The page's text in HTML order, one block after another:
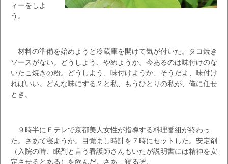
ィーをしよ
う。
材料の準備を始めようと冷蔵庫を開けて気が付いた。タコ焼き
ソースがない。どうしよう、やめようか。今あるのは味付けのな
いたこ焼きの粉。どうしよう、味付けようか、そうだよ、味付け
ればいい。どんな味にする？と私、もうひとりの私が、俺に任せ
とき。
９時半にＥテレで京都美人女性が指導する料理番組が終わっ
た。さあて寝ようか。目覚まし時計を７時にセットした。安定剤
（入院の時、眠剤と言う看護師さんもいたが説明書には精神を安
定させるとある）を飲んだ。さあ、寝るぞ。